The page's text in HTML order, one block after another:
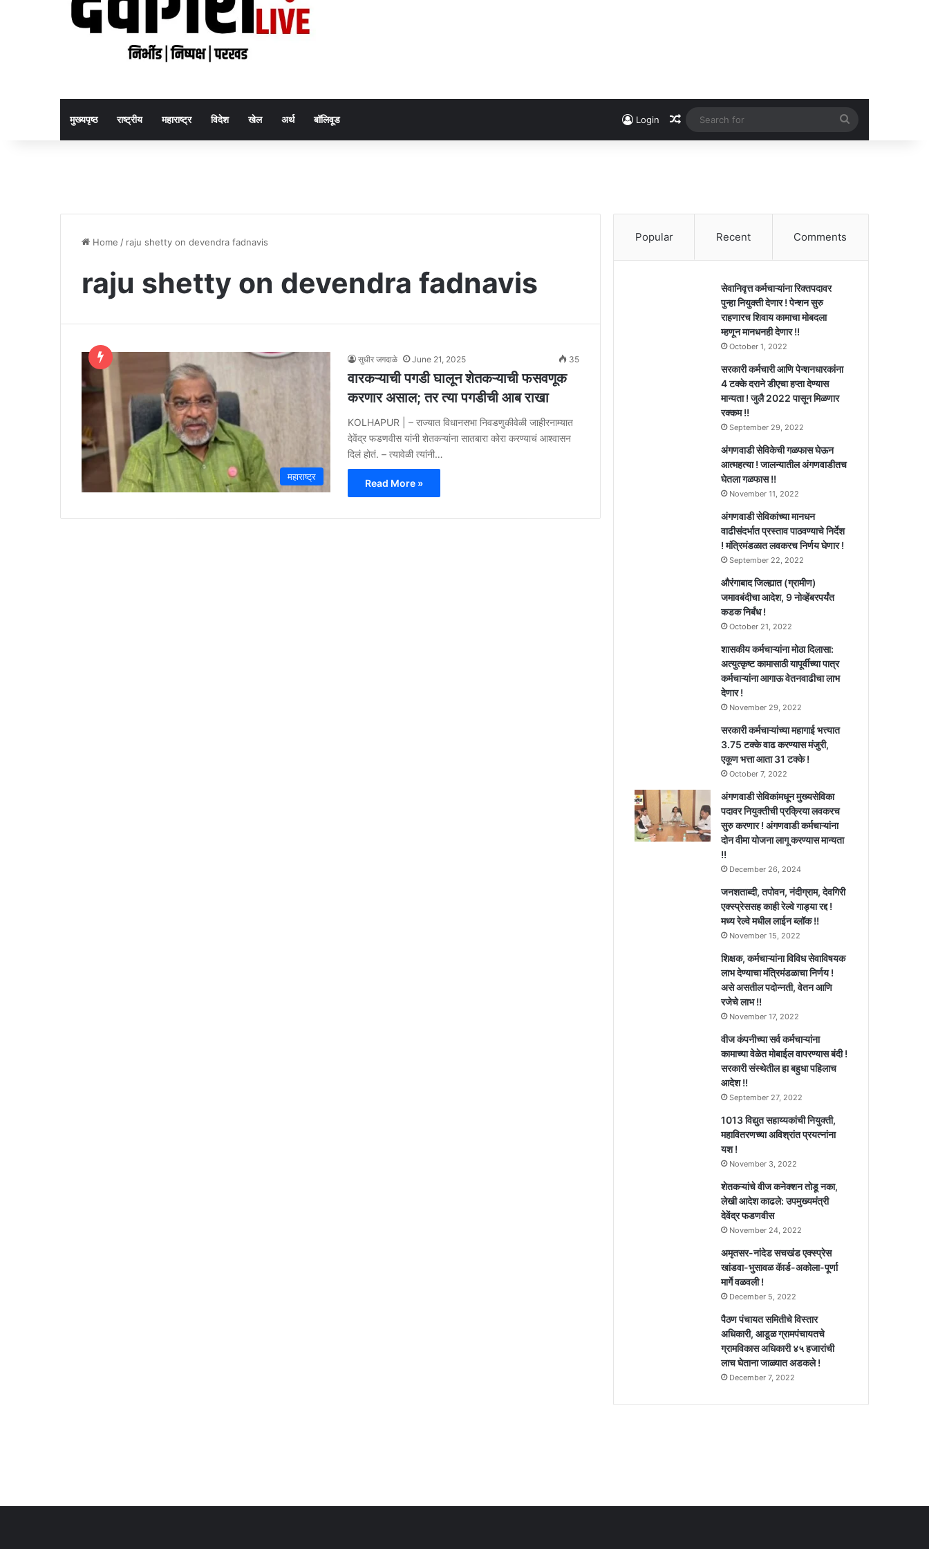
मुख्यपृष्ठ राष्ट्रीय महाराष्ट्र विदेश खेल अर्थ बॉलिवूड Login Random Article
for
Home / raju shetty on devendra fadnavis
raju shetty on devendra fadnavis
महाराष्ट्र
सुधीर जगदाळे June 21, 2025 35
वारकऱ्याची पगडी घालून शेतकऱ्याची फसवणूक
करणार असाल; तर त्या पगडीची आब राखा
KOLHAPUR | – राज्यात विधानसभा निवडणुकीवेळी जाहीरनाम्यात
देवेंद्र फडणवीस यांनी शेतकऱ्यांना सातबारा कोरा करण्याचं आश्वासन
दिलं होतं. – त्यावेळी त्यांनी…
Read More »
Popular Recent Comments
सेवानिवृत्त कर्मचाऱ्यांना रिक्तपदावर
पुन्हा नियुक्ती देणार ! पेन्शन सुरु
राहणारच शिवाय कामाचा मोबदला
म्हणून मानधनही देणार !!
October 1, 2022
सरकारी कर्मचारी आणि पेन्शनधारकांना
4 टक्के दराने डीएचा हप्ता देण्यास
मान्यता ! जुलै 2022 पासून मिळणार
रक्कम !!
September 29, 2022
अंगणवाडी सेविकेची गळफास घेऊन
आत्महत्या ! जालन्यातील अंगणवाडीतच
घेतला गळफास !!
November 11, 2022
अंगणवाडी सेविकांच्या मानधन
वाढीसंदर्भात प्रस्ताव पाठवण्याचे निर्देश
! मंत्रिमंडळात लवकरच निर्णय घेणार !
September 22, 2022
औरंगाबाद जिल्ह्यात (ग्रामीण)
जमावबंदीचा आदेश, 9 नोव्हेंबरपर्यंत
कडक निर्बंध !
October 21, 2022
शासकीय कर्मचाऱ्यांना मोठा दिलासा:
अत्युत्कृष्ट कामासाठी यापूर्वीच्या पात्र
कर्मचाऱ्यांना आगाऊ वेतनवाढीचा लाभ
देणार !
November 29, 2022
सरकारी कर्मचाऱ्यांच्या महागाई भत्त्यात
3.75 टक्के वाढ करण्यास मंजुरी,
एकूण भत्ता आता 31 टक्के !
October 7, 2022
अंगणवाडी सेविकांमधून मुख्यसेविका
पदावर नियुक्तीची प्रक्रिया लवकरच
सुरु करणार ! अंगणवाडी कर्मचाऱ्यांना
दोन वीमा योजना लागू करण्यास मान्यता
!!
December 26, 2024
जनशताब्दी, तपोवन, नंदीग्राम, देवगिरी
एक्स्प्रेससह काही रेल्वे गाड्या रद्द !
मध्य रेल्वे मधील लाईन ब्लॉक !!
November 15, 2022
शिक्षक, कर्मचाऱ्यांना विविध सेवाविषयक
लाभ देण्याचा मंत्रिमंडळाचा निर्णय !
असे असतील पदोन्नती, वेतन आणि
रजेचे लाभ !!
November 17, 2022
वीज कंपनीच्या सर्व कर्मचाऱ्यांना
कामाच्या वेळेत मोबाईल वापरण्यास बंदी !
सरकारी संस्थेतील हा बहुधा पहिलाच
आदेश !!
September 27, 2022
1013 विद्युत सहाय्यकांची नियुक्ती,
महावितरणच्या अविश्रांत प्रयत्नांना
यश !
November 3, 2022
शेतकऱ्यांचे वीज कनेक्शन तोडू नका,
लेखी आदेश काढले: उपमुख्यमंत्री
देवेंद्र फडणवीस
November 24, 2022
अमृतसर-नांदेड सचखंड एक्स्प्रेस
खांडवा-भुसावळ कॅार्ड-अकोला-पूर्णा
मार्गे वळवली !
December 5, 2022
पैठण पंचायत समितीचे विस्तार
अधिकारी, आडूळ ग्रामपंचायतचे
ग्रामविकास अधिकारी ४५ हजारांची
लाच घेताना जाळ्यात अडकले !
December 7, 2022